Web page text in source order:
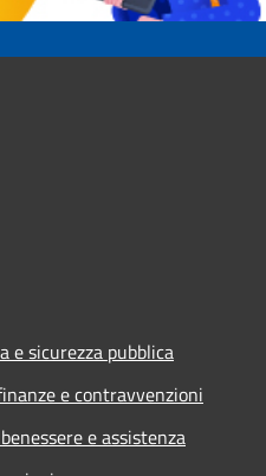
e sicurezza pubblica
e contravvenzioni
e assistenza